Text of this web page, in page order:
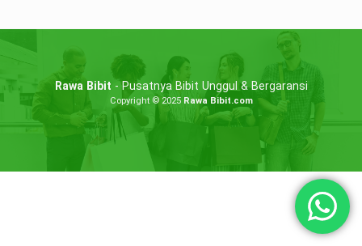
Rawa Bibit - Pusatnya Bibit Unggul & Bergaransi
Copyright © 2025 Rawa Bibit.com